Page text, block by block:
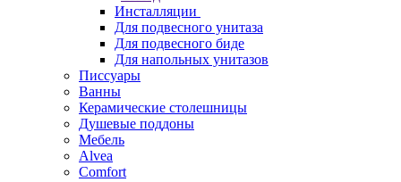
Инсталляции
Для подвесного унитаза
Для подвесного биде
Для напольных унитазов
Писсуары
Ванны
Керамические столешницы
Душевые поддоны
Мебель
Alvea
Comfort